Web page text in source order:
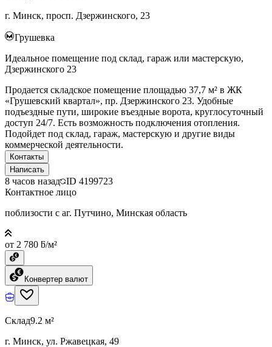
г. Минск, просп. Дзержинского, 23
Грушевка
Идеальное помещение под склад, гараж или мастерскую,
Дзержинского 23
Продается складское помещение площадью 37,7 м² в ЖК
«Грушевский квартал», пр. Дзержинского 23. Удобные
подъездные пути, широкие въездные ворота, круглосуточный
доступ 24/7. Есть возможность подключения отопления.
Подойдет под склад, гараж, мастерскую и другие виды
коммерческой деятельности.
Контакты
Написать
8 часов назад ID 4199723
Контактное лицо
поблизости с аг. Путчино, Минская область
от 2 780 ƃ/м²
Конвертер валют
Склад9.2 м²
г. Минск, ул. Ржавецкая, 49